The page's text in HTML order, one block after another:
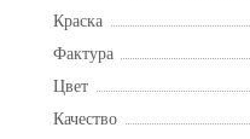
Краска
Фактура
Цвет
Качество